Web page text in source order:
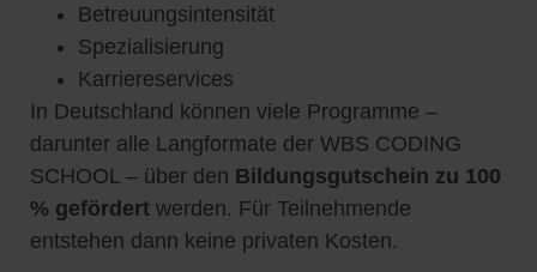
Betreuungsintensität
Spezialisierung
Karriereservices
In Deutschland können viele Programme –
darunter alle Langformate der WBS CODING
SCHOOL – über den Bildungsgutschein zu 100
% gefördert werden. Für Teilnehmende
entstehen dann keine privaten Kosten.